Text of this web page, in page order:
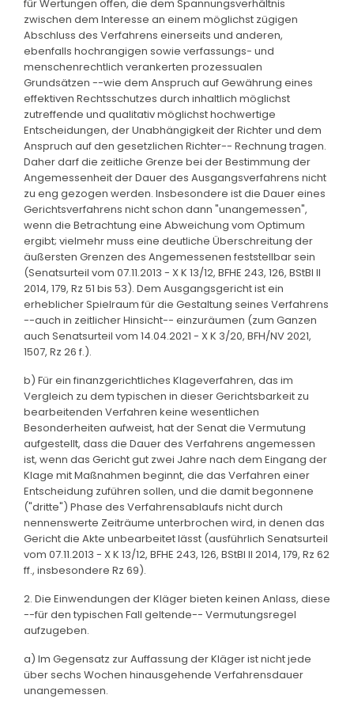
für Wertungen offen, die dem Spannungsverhältnis
zwischen dem Interesse an einem möglichst zügigen
Abschluss des Verfahrens einerseits und anderen,
ebenfalls hochrangigen sowie verfassungs- und
menschenrechtlich verankerten prozessualen
Grundsätzen --wie dem Anspruch auf Gewährung eines
effektiven Rechtsschutzes durch inhaltlich möglichst
zutreffende und qualitativ möglichst hochwertige
Entscheidungen, der Unabhängigkeit der Richter und dem
Anspruch auf den gesetzlichen Richter-- Rechnung tragen.
Daher darf die zeitliche Grenze bei der Bestimmung der
Angemessenheit der Dauer des Ausgangsverfahrens nicht
zu eng gezogen werden. Insbesondere ist die Dauer eines
Gerichtsverfahrens nicht schon dann "unangemessen",
wenn die Betrachtung eine Abweichung vom Optimum
ergibt; vielmehr muss eine deutliche Überschreitung der
äußersten Grenzen des Angemessenen feststellbar sein
(Senatsurteil vom 07.11.2013 - X K 13/12, BFHE 243, 126, BStBl II
2014, 179, Rz 51 bis 53). Dem Ausgangsgericht ist ein
erheblicher Spielraum für die Gestaltung seines Verfahrens
--auch in zeitlicher Hinsicht-- einzuräumen (zum Ganzen
auch Senatsurteil vom 14.04.2021 - X K 3/20, BFH/NV 2021,
1507, Rz 26 f.).
b) Für ein finanzgerichtliches Klageverfahren, das im
Vergleich zu dem typischen in dieser Gerichtsbarkeit zu
bearbeitenden Verfahren keine wesentlichen
Besonderheiten aufweist, hat der Senat die Vermutung
aufgestellt, dass die Dauer des Verfahrens angemessen
ist, wenn das Gericht gut zwei Jahre nach dem Eingang der
Klage mit Maßnahmen beginnt, die das Verfahren einer
Entscheidung zuführen sollen, und die damit begonnene
("dritte") Phase des Verfahrensablaufs nicht durch
nennenswerte Zeiträume unterbrochen wird, in denen das
Gericht die Akte unbearbeitet lässt (ausführlich Senatsurteil
vom 07.11.2013 - X K 13/12, BFHE 243, 126, BStBl II 2014, 179, Rz 62
ff., insbesondere Rz 69).
2. Die Einwendungen der Kläger bieten keinen Anlass, diese
--für den typischen Fall geltende-- Vermutungsregel
aufzugeben.
a) Im Gegensatz zur Auffassung der Kläger ist nicht jede
über sechs Wochen hinausgehende Verfahrensdauer
unangemessen.